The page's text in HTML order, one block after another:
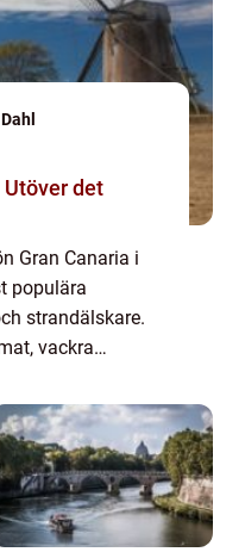
Utöver det
Gran Canaria i
populära
strandälskare.
vackra
väljer att